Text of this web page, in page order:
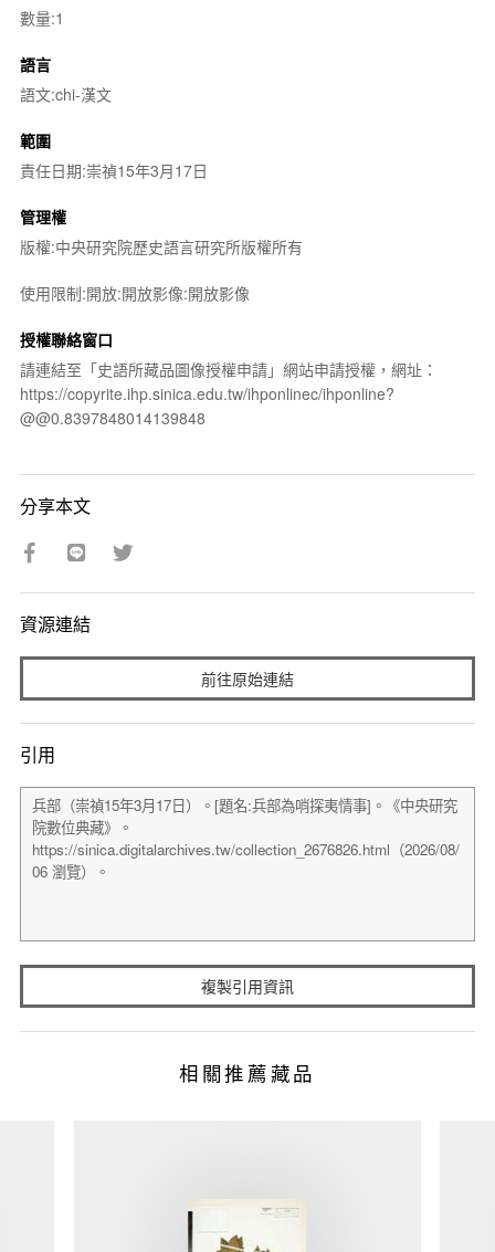
數量:1
語言
語文:chi-漢文
範圍
責任日期:崇禎15年3月17日
管理權
版權:中央研究院歷史語言研究所版權所有
使用限制:開放:開放影像:開放影像
授權聯絡窗口
請連結至「史語所藏品圖像授權申請」網站申請授權，網址：
https://copyrite.ihp.sinica.edu.tw/ihponlinec/ihponline?
@@0.8397848014139848
分享本文
資源連結
前往原始連結
引用
複製引用資訊
相關推薦藏品